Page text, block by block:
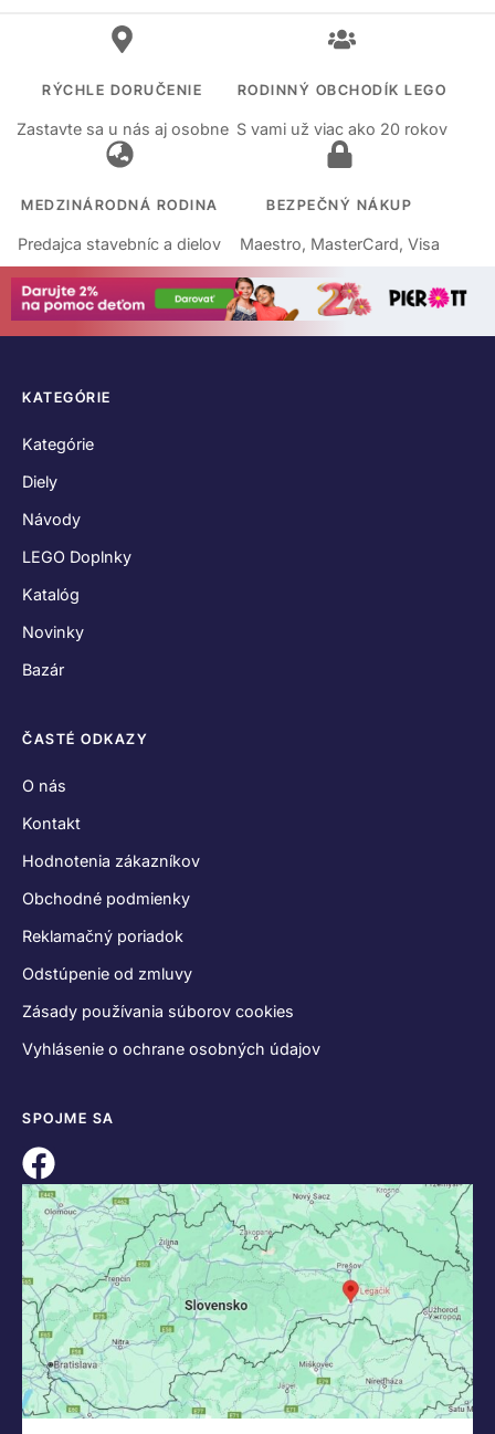
RÝCHLE DORUČENIE
Zastavte sa u nás aj osobne
RODINNÝ OBCHODÍK LEGO
S vami už viac ako 20 rokov
MEDZINÁRODNÁ RODINA
Predajca stavebníc a dielov
BEZPEČNÝ NÁKUP
Maestro, MasterCard, Visa
KATEGÓRIE
Kategórie
Diely
Návody
LEGO Doplnky
Katalóg
Novinky
Bazár
ČASTÉ ODKAZY
O nás
Kontakt
Hodnotenia zákazníkov
Obchodné podmienky
Reklamačný poriadok
Odstúpenie od zmluvy
Zásady používania súborov cookies
Vyhlásenie o ochrane osobných údajov
SPOJME SA